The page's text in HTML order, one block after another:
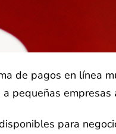
de pagos en línea
pequeñas
para